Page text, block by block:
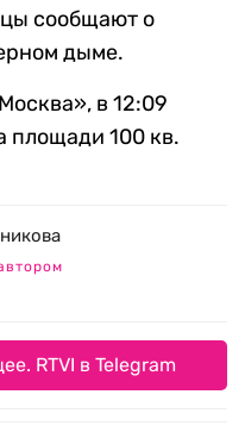
сообщают о
дыме.
в 12:09
площади 100 кв.
RTVI в Telegram